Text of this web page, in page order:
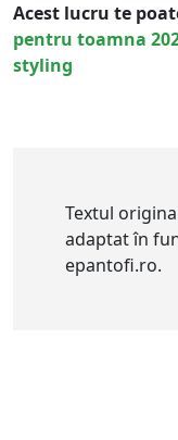
Acest lucru te
pentru toamna
styling
Textul
adaptat în
epantofi.ro.